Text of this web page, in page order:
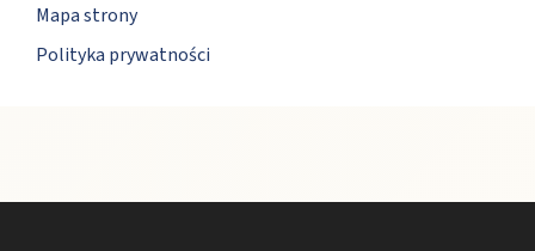
Mapa strony
Polityka prywatności